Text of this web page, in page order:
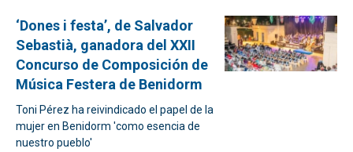
‘Dones i festa’, de Salvador
Sebastià, ganadora del XXII
Concurso de Composición de
Música Festera de Benidorm
Toni Pérez ha reivindicado el papel de la
mujer en Benidorm 'como esencia de
nuestro pueblo'